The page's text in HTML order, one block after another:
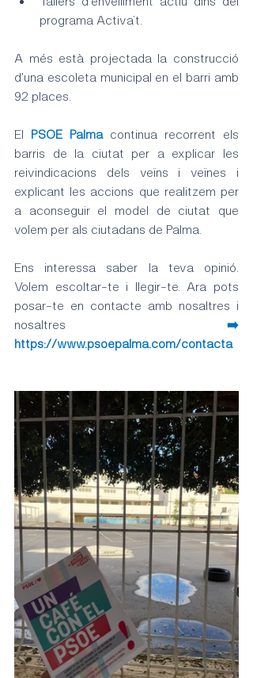
programa Activa’t.
A més està projectada la construcció
d'una escoleta municipal en el barri amb
92 places.
El PSOE Palma continua recorrent els
barris de la ciutat per a explicar les
reivindicacions dels veïns i veïnes i
explicant les accions que realitzem per
a aconseguir el model de ciutat que
volem per als ciutadans de Palma.
Ens interessa saber la teva opinió.
Volem escoltar-te i llegir-te. Ara pots
posar-te en contacte amb nosaltres i
nosaltres ➡️
https://www.psoepalma.com/contacta